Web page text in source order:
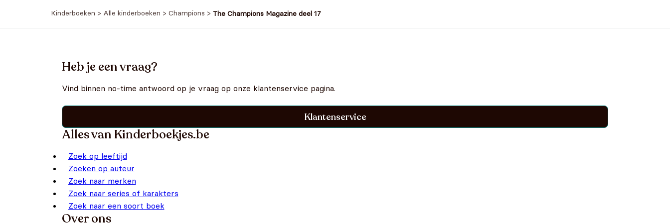
Kinderboeken > Alle kinderboeken > Champions > The Champions Magazine deel 17
Heb je een vraag?
Vind binnen no-time antwoord op je vraag op onze klantenservice pagina.
Klantenservice
Alles van Kinderboekjes.be
Zoek op leeftijd
Zoeken op auteur
Zoek naar merken
Zoek naar series of karakters
Zoek naar een soort boek
Over ons